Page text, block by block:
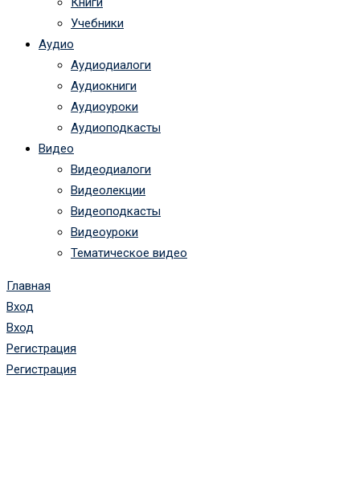
Учебники
Аудио
Аудиодиалоги
Аудиокниги
Аудиоуроки
Аудиоподкасты
Видео
Видеодиалоги
Видеолекции
Видеоподкасты
Видеоуроки
Тематическое видео
Главная
Вход
Вход
Регистрация
Регистрация